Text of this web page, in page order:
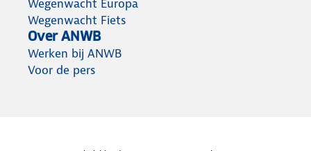
Wegenwacht Europa
Wegenwacht Fiets
Over ANWB
Werken bij ANWB
Voor de pers